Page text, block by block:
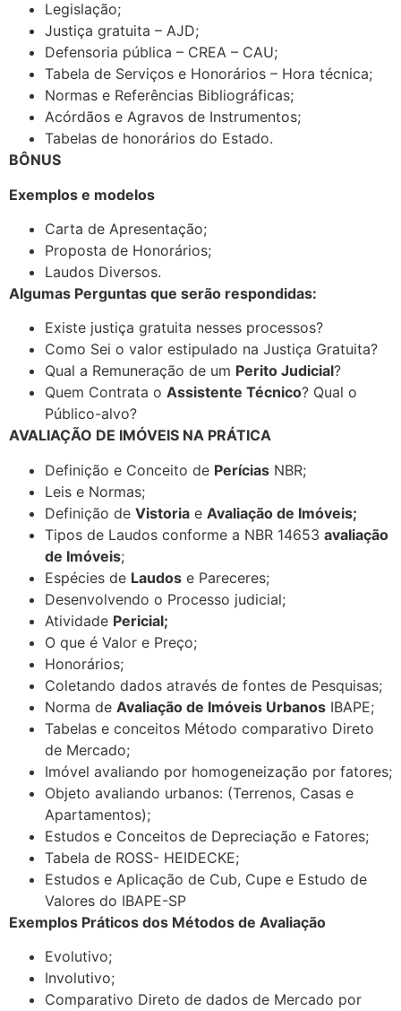
Legislação;
Justiça gratuita – AJD;
Defensoria pública – CREA – CAU;
Tabela de Serviços e Honorários – Hora técnica;
Normas e Referências Bibliográficas;
Acórdãos e Agravos de Instrumentos;
Tabelas de honorários do Estado.
BÔNUS
Exemplos e modelos
Carta de Apresentação;
Proposta de Honorários;
Laudos Diversos.
Algumas Perguntas que serão respondidas:
Existe justiça gratuita nesses processos?
Como Sei o valor estipulado na Justiça Gratuita?
Qual a Remuneração de um Perito Judicial?
Quem Contrata o Assistente Técnico? Qual o
Público-alvo?
AVALIAÇÃO DE IMÓVEIS NA PRÁTICA
Definição e Conceito de Perícias NBR;
Leis e Normas;
Definição de Vistoria e Avaliação de Imóveis;
Tipos de Laudos conforme a NBR 14653 avaliação
de Imóveis;
Espécies de Laudos e Pareceres;
Desenvolvendo o Processo judicial;
Atividade Pericial;
O que é Valor e Preço;
Honorários;
Coletando dados através de fontes de Pesquisas;
Norma de Avaliação de Imóveis Urbanos IBAPE;
Tabelas e conceitos Método comparativo Direto
de Mercado;
Imóvel avaliando por homogeneização por fatores;
Objeto avaliando urbanos: (Terrenos, Casas e
Apartamentos);
Estudos e Conceitos de Depreciação e Fatores;
Tabela de ROSS- HEIDECKE;
Estudos e Aplicação de Cub, Cupe e Estudo de
Valores do IBAPE-SP
Exemplos Práticos dos Métodos de Avaliação
Evolutivo;
Involutivo;
Comparativo Direto de dados de Mercado por